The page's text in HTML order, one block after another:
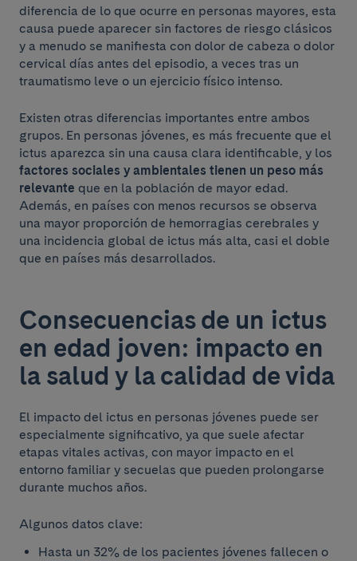
diferencia de lo que ocurre en personas mayores, esta
causa puede aparecer sin factores de riesgo clásicos
y a menudo se manifiesta con dolor de cabeza o dolor
cervical días antes del episodio, a veces tras un
traumatismo leve o un ejercicio físico intenso.
Existen otras diferencias importantes entre ambos
grupos. En personas jóvenes, es más frecuente que el
ictus aparezca sin una causa clara identificable, y los
factores sociales y ambientales tienen un peso más
relevante que en la población de mayor edad.
Además, en países con menos recursos se observa
una mayor proporción de hemorragias cerebrales y
una incidencia global de ictus más alta, casi el doble
que en países más desarrollados.
Consecuencias de un ictus
en edad joven: impacto en
la salud y la calidad de vida
El impacto del ictus en personas jóvenes puede ser
especialmente significativo, ya que suele afectar
etapas vitales activas, con mayor impacto en el
entorno familiar y secuelas que pueden prolongarse
durante muchos años.
Algunos datos clave:
Hasta un 32% de los pacientes jóvenes fallecen o